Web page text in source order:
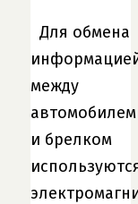
Для обмена
между
автомобилем
и брелком